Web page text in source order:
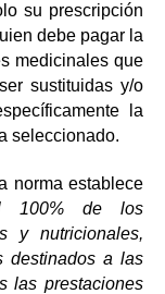
su prescripción
debe pagar la
medicinales que
sustituidas y/o
la
seleccionado.
norma establece
100% de los
y nutricionales,
destinados a las
las prestaciones